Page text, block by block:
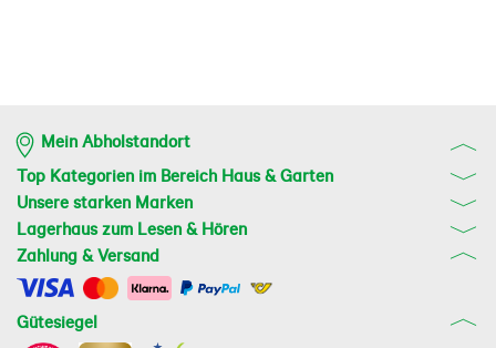
Mein Abholstandort
Top Kategorien im Bereich Haus & Garten
Unsere starken Marken
Lagerhaus zum Lesen & Hören
Zahlung & Versand
Gütesiegel